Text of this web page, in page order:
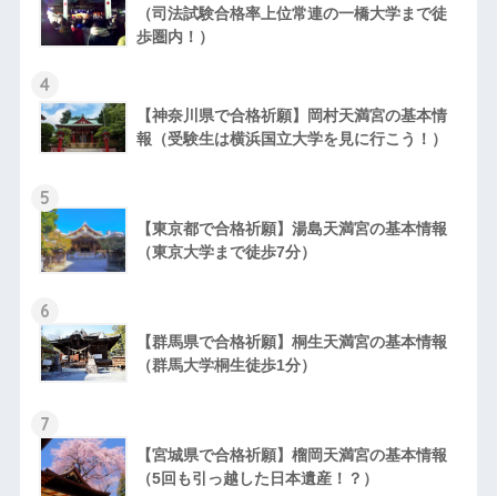
（司法試験合格率上位常連の一橋大学まで徒
歩圏内！）
4
【神奈川県で合格祈願】岡村天満宮の基本情
報（受験生は横浜国立大学を見に行こう！）
5
【東京都で合格祈願】湯島天満宮の基本情報
（東京大学まで徒歩7分）
6
【群馬県で合格祈願】桐生天満宮の基本情報
（群馬大学桐生徒歩1分）
7
【宮城県で合格祈願】榴岡天満宮の基本情報
（5回も引っ越した日本遺産！？）